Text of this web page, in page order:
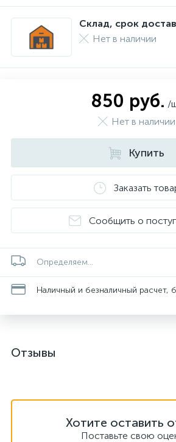
Склад, срок
Нет в наличии
850 руб. /
Нет в наличии
Купить
Заказать
Сообщить о
Определяем...
Наличный и безналичный расчет,
Отзывы
Хотите оставить
Поставьте свою